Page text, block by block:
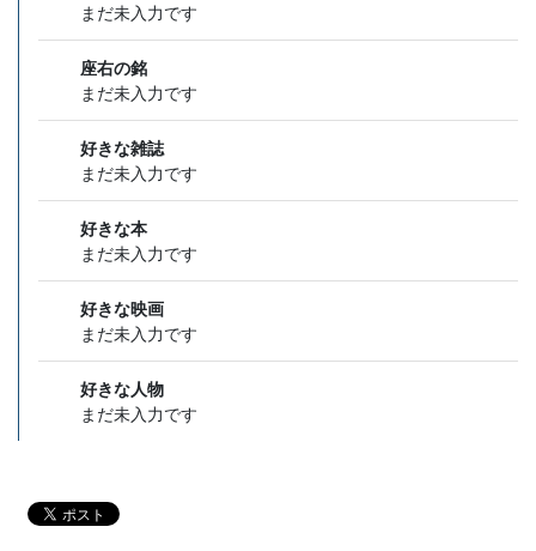
まだ未入力です
座右の銘
まだ未入力です
好きな雑誌
まだ未入力です
好きな本
まだ未入力です
好きな映画
まだ未入力です
好きな人物
まだ未入力です